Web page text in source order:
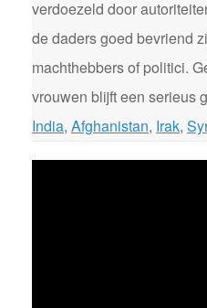
verdoezeld door
de daders goed bevriend
machthebbers of politici.
vrouwen blijft een serieus
India, Afghanistan, Irak,